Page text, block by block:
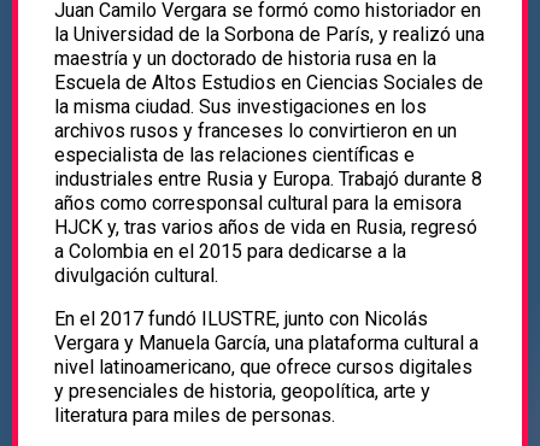
Juan Camilo Vergara se formó como historiador en
la Universidad de la Sorbona de París, y realizó una
maestría y un doctorado de historia rusa en la
Escuela de Altos Estudios en Ciencias Sociales de
la misma ciudad. Sus investigaciones en los
archivos rusos y franceses lo convirtieron en un
especialista de las relaciones científicas e
industriales entre Rusia y Europa. Trabajó durante 8
años como corresponsal cultural para la emisora
HJCK y, tras varios años de vida en Rusia, regresó
a Colombia en el 2015 para dedicarse a la
divulgación cultural.
En el 2017 fundó ILUSTRE, junto con Nicolás
Vergara y Manuela García, una plataforma cultural a
nivel latinoamericano, que ofrece cursos digitales
y presenciales de historia, geopolítica, arte y
literatura para miles de personas.